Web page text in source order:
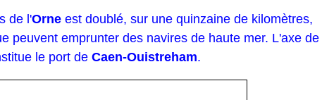
de l'Orne est doublé, sur une quinzaine de kilomètres,
peuvent emprunter des navires de haute mer. L'axe de
le port de Caen-Ouistreham.